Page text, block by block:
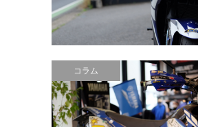
コラム